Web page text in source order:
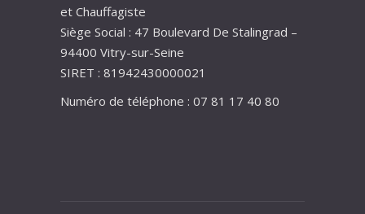
et Chauffagiste
Siège Social : 47 Boulevard De Stalingrad –
94400 Vitry-sur-Seine
SIRET : 81942430000021
Numéro de téléphone : 07 81 17 40 80